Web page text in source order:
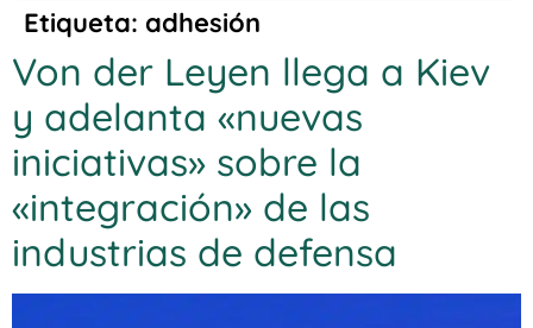
Etiqueta: adhesión
Von der Leyen llega a Kiev
y adelanta «nuevas
iniciativas» sobre la
«integración» de las
industrias de defensa